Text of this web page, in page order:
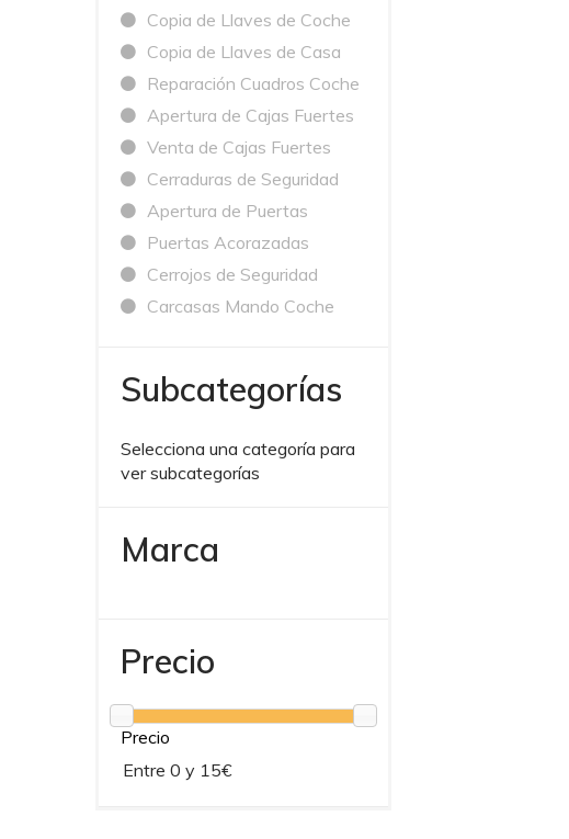
Copia de Llaves de Coche
Copia de Llaves de Casa
Reparación Cuadros Coche
Apertura de Cajas Fuertes
Venta de Cajas Fuertes
Cerraduras de Seguridad
Apertura de Puertas
Puertas Acorazadas
Cerrojos de Seguridad
Carcasas Mando Coche
Subcategorías
Selecciona una categoría para
ver subcategorías
Marca
Precio
Precio